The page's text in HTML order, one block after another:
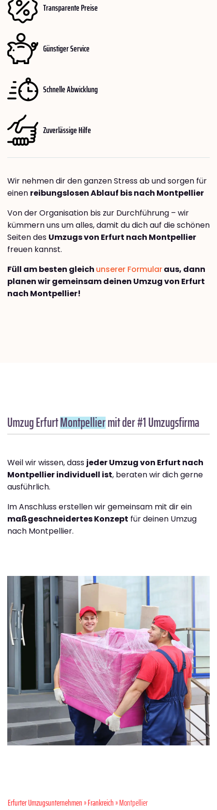
Transparente Preise
Günstiger Service
Schnelle Abwicklung
Zuverlässige Hilfe
Wir nehmen dir den ganzen Stress ab und sorgen für
einen reibungslosen Ablauf bis nach Montpellier
Von der Organisation bis zur Durchführung – wir
kümmern uns um alles, damit du dich auf die schönen
Seiten des Umzugs von Erfurt nach Montpellier
freuen kannst.
Füll am besten gleich unserer Formularaus, dann
planen wir gemeinsam deinen Umzug von Erfurt
nach Montpellier!
Umzug ErfurtMontpelliermit der #1 Umzugsfirma
Weil wir wissen, dass jeder Umzug von Erfurt nach
Montpellier individuell ist, beraten wir dich gerne
ausführlich.
Im Anschluss erstellen wir gemeinsam mit dir ein
maßgeschneidertes Konzept für deinen Umzug
nach Montpellier.
Erfurter Umzugsunternehmen»Frankreich» Montpellier